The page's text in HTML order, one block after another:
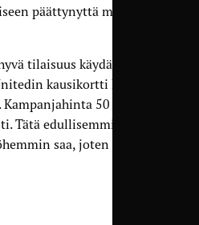
päättynyttä mennyttä
tilaisuus käydä
kausikortti kaudelle
Kampanjahinta 50 € on
Tätä edullisemmin et
saa, joten toimi